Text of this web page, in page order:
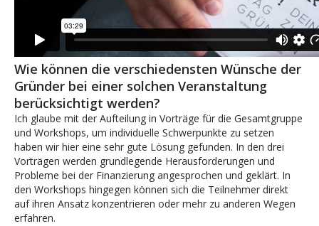
Wie können die verschiedensten Wünsche der
Gründer bei einer solchen Veranstaltung
berücksichtigt werden?
Ich glaube mit der Aufteilung in Vorträge für die Gesamtgruppe
und Workshops, um individuelle Schwerpunkte zu setzen
haben wir hier eine sehr gute Lösung gefunden. In den drei
Vorträgen werden grundlegende Herausforderungen und
Probleme bei der Finanzierung angesprochen und geklärt. In
den Workshops hingegen können sich die Teilnehmer direkt
auf ihren Ansatz konzentrieren oder mehr zu anderen Wegen
erfahren.